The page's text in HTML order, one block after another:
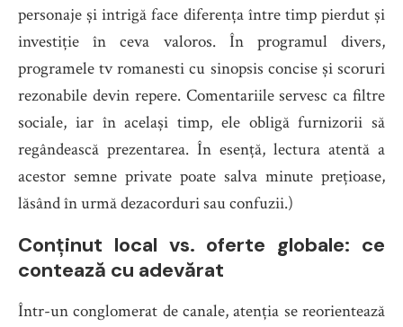
personaje și intrigă face diferența între timp pierdut și
investiție în ceva valoros. În programul divers,
programele tv romanesti cu sinopsis concise și scoruri
rezonabile devin repere. Comentariile servesc ca filtre
sociale, iar în același timp, ele obligă furnizorii să
regândească prezentarea. În esență, lectura atentă a
acestor semne private poate salva minute prețioase,
lăsând în urmă dezacorduri sau confuzii.)
Conținut local vs. oferte globale: ce
contează cu adevărat
Într-un conglomerat de canale, atenția se reorientează